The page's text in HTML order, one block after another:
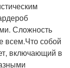
Сложность
всем.Что собой
включающий в